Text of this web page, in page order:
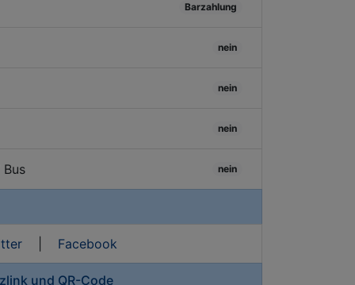
Barzahlung
nein
nein
nein
nein
| Facebook
und QR-Code